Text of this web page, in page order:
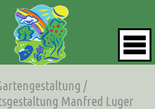
/
Manfred Luger